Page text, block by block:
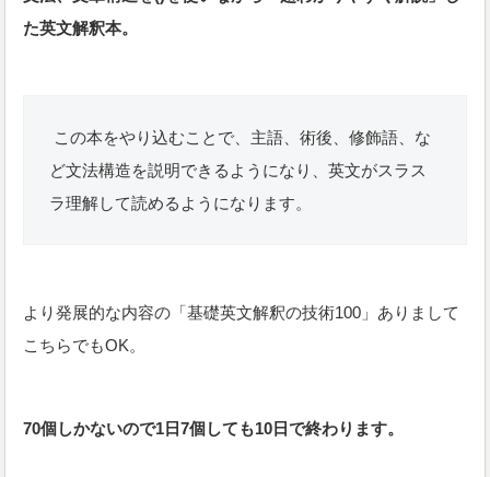
た英文解釈本。
この本をやり込むことで、主語、術後、修飾語、な
ど文法構造を説明できるようになり、英文がスラス
ラ理解して読めるようになります。
より発展的な内容の「基礎英文解釈の技術100」ありまして
こちらでもOK。
70個しかないので1日7個しても10日で終わります。